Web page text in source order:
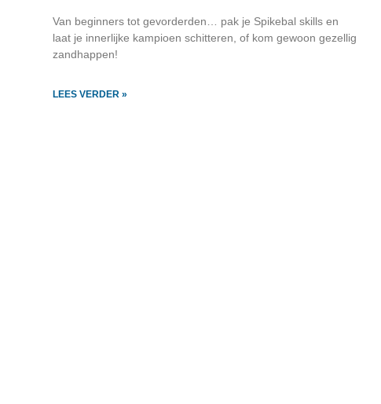
Van beginners tot gevorderden… pak je Spikebal skills en
laat je innerlijke kampioen schitteren, of kom gewoon gezellig
zandhappen!
LEES VERDER »